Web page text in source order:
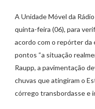
A Unidade Móvel da
quinta-feira (06), para
acordo com o repórter da
pontos “a situação
Raupp, a pavimentação
chuvas que atingiram o
córrego transbordasse e